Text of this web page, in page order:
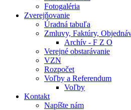
Fotogaléria
Zverejňovanie
Úradná tabuľa
Zmluvy, Faktúry,
Archív - F Z O
Verejné obstarávanie
VZN
Rozpočet
Voľby a Referendum
Voľby
Kontakt
Napíšte nám